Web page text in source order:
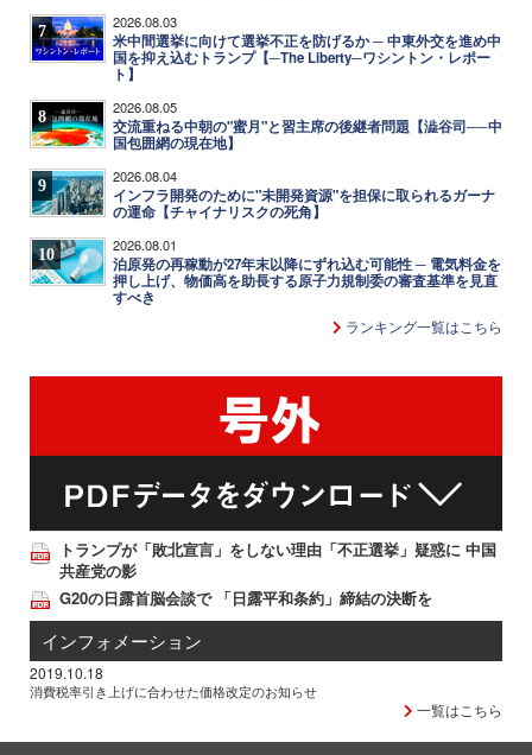
7 2026.08.03
米中間選挙に向けて選挙不正を防げるか ─ 中東外交を進め中
国を抑え込むトランプ【─The Liberty─ワシントン・レポー
ト】
8 2026.08.05
交流重ねる中朝の"蜜月"と習主席の後継者問題【澁谷司──中
国包囲網の現在地】
9 2026.08.04
インフラ開発のために"未開発資源"を担保に取られるガーナ
の運命【チャイナリスクの死角】
10 2026.08.01
泊原発の再稼動が27年末以降にずれ込む可能性 ─ 電気料金を
押し上げ、物価高を助長する原子力規制委の審査基準を見直
すべき
ランキング一覧はこちら
トランプが「敗北宣言」をしない理由「不正選挙」疑惑に 中国
共産党の影
G20の日露首脳会談で 「日露平和条約」締結の決断を
インフォメーション
2019.10.18
消費税率引き上げに合わせた価格改定のお知らせ
一覧はこちら